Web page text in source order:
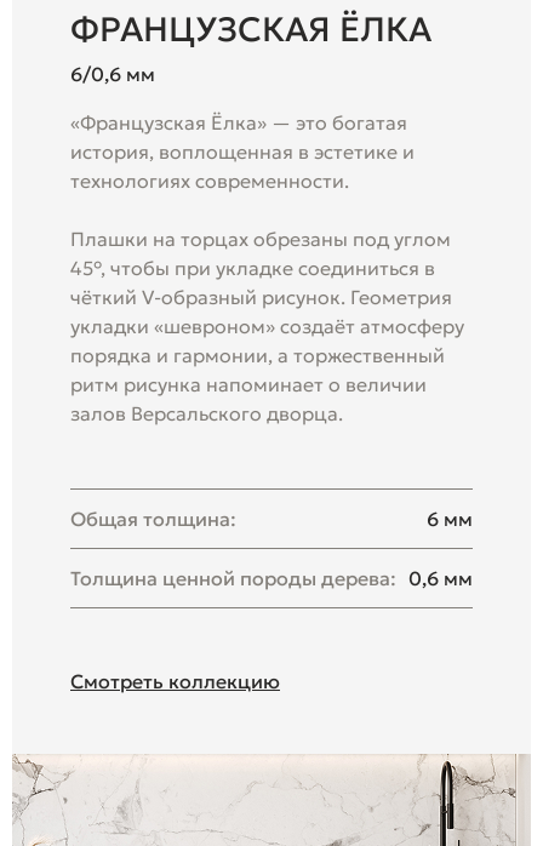
ФРАНЦУЗСКАЯ ЁЛКА
6/0,6 мм
«Французская Ёлка» — это богатая
история, воплощенная в эстетике и
технологиях современности.
Плашки на торцах обрезаны под углом
45°, чтобы при укладке соединиться в
чёткий V-образный рисунок. Геометрия
укладки «шевроном» создаёт атмосферу
порядка и гармонии, а торжественный
ритм рисунка напоминает о величии
залов Версальского дворца.
Общая толщина: 6 мм
Толщина ценной породы дерева: 0,6 мм
Смотреть коллекцию